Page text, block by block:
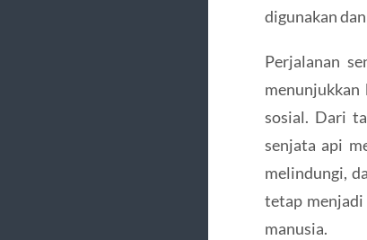
digunakan
Perjalanan
menunjukkan
sosial. Dari
senjata api
melindungi,
tetap menjadi
manusia.